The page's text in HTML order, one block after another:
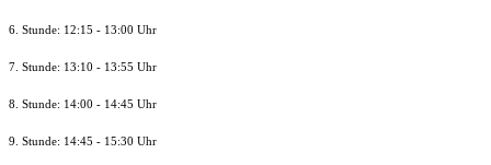
6. Stunde: 12:15 - 13:00 Uhr
7. Stunde: 13:10 - 13:55 Uhr
8. Stunde: 14:00 - 14:45 Uhr
9. Stunde: 14:45 - 15:30 Uhr